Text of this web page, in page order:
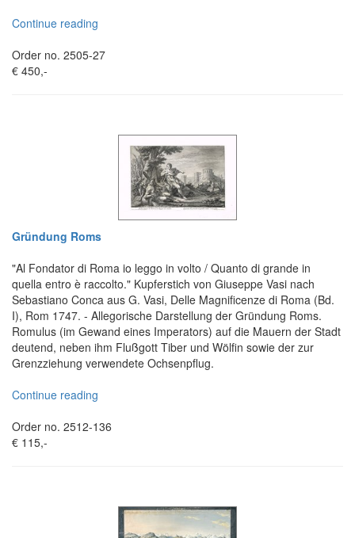
Continue reading
Order no. 2505-27
€ 450,-
Gründung Roms
"Al Fondator di Roma io leggo in volto / Quanto di grande in
quella entro è raccolto." Kupferstich von Giuseppe Vasi nach
Sebastiano Conca aus G. Vasi, Delle Magnificenze di Roma (Bd.
I), Rom 1747. - Allegorische Darstellung der Gründung Roms.
Romulus (im Gewand eines Imperators) auf die Mauern der Stadt
deutend, neben ihm Flußgott Tiber und Wölfin sowie der zur
Grenzziehung verwendete Ochsenpflug.
Continue reading
Order no. 2512-136
€ 115,-